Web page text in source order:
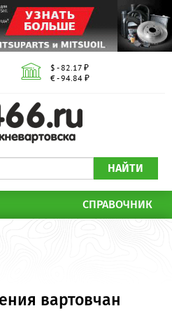
$ - 82.17 ₽
€ - 94.84 ₽
НАЙТИ
СПРАВОЧНИК
вартовчан